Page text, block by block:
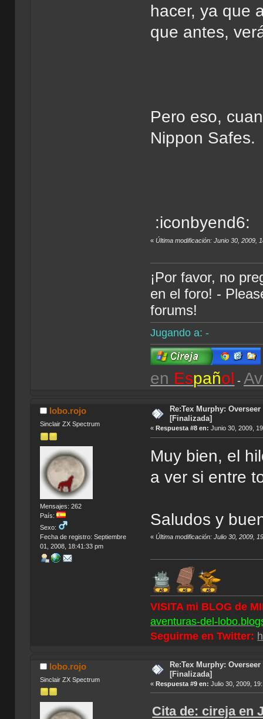
hacer, ya que
que antes,
Pero eso,
Nippon Safes.
:iconbyend6:
«Última modificación: Junio 30, 2009,
¡Por favor, no
en el foro! -
forums!
Jugando a: -
en Español -
lobo.rojo
Sinclair ZX Spectrum
Mensajes: 262
País:
Sexo:
Fecha de registro: Septiembre
01, 2008, 18:41:33 pm
Re:Tex Murphy:
[Finalizada]
«Respuesta #8 en: Junio 30, 2009,
Muy bien, el
a ver si entre
Saludos y
«Última modificación: Julio 30, 2009,
VISITA mi BLOG de
aventuras-del-
Seguirme en Twitter:
lobo.rojo
Sinclair ZX Spectrum
Re:Tex Murphy:
[Finalizada]
«Respuesta #9 en: Julio 30, 2009,
Cita de: cireja en